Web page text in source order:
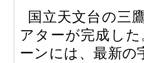
国立天文台の三
アターが完成し
ーンには、最新の